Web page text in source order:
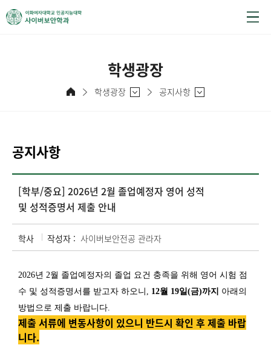
학생광장
학생광장 공지사항
공지사항
[학부/중요] 2026년 2월 졸업예정자 영어 성적
및 성적증명서 제출 안내
학사 작성자 : 사이버보안전공 관라자
2026년 2월 졸업예정자의 졸업 요건 충족을 위해 영어 시험 점
수 및 성적증명서를 받고자 하오니, 12월 19일(금)까지 아래의
방법으로 제출 바랍니다.
제출 서류에 변동사항이 있으니 반드시 확인 후 제출 바랍
니다.